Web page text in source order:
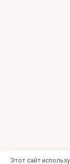
Этот сайт